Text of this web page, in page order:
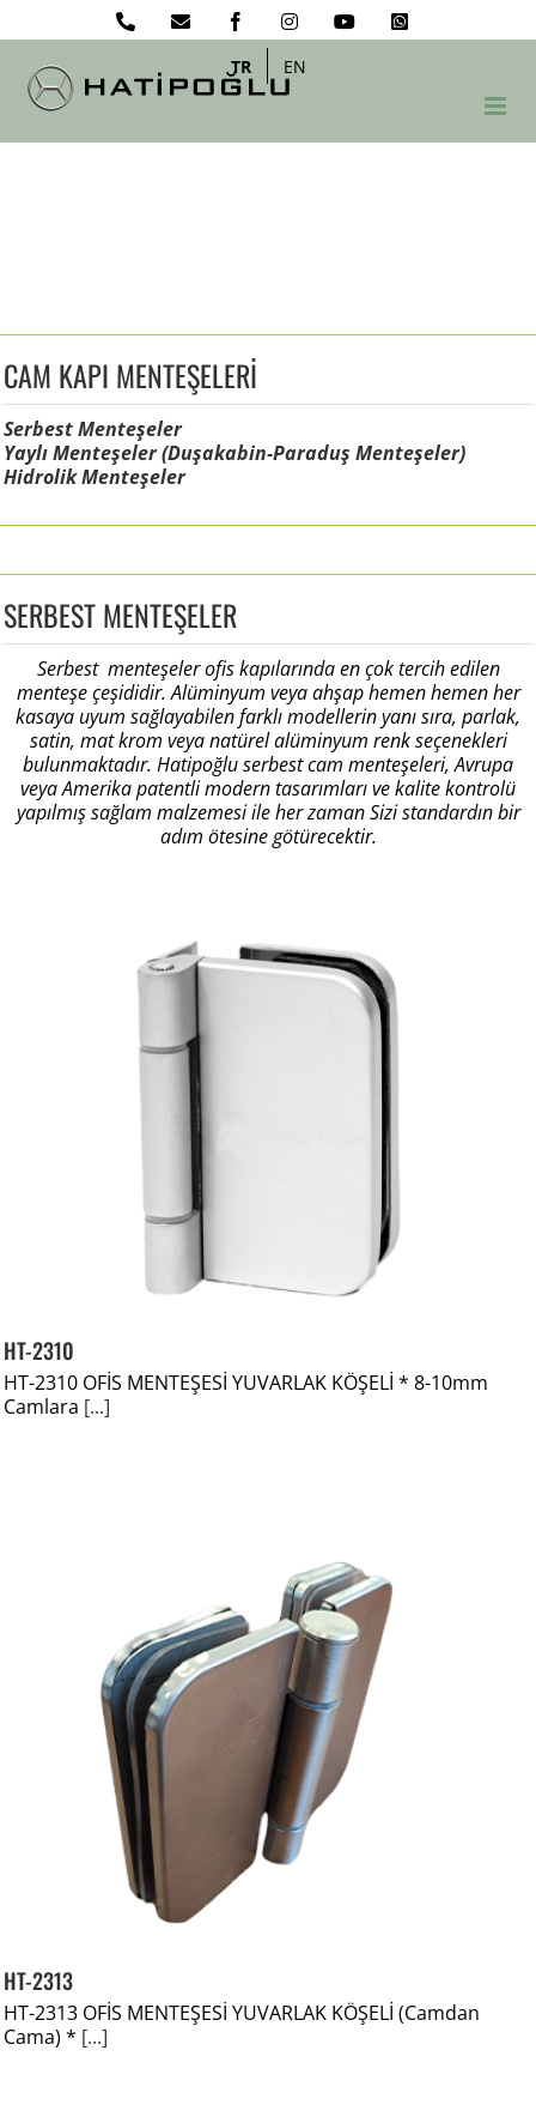
to
content
PhoneEmail FacebookInstagramYouTubeWhatsApp
TR EN
CAM KAPI MENTEŞELERİ
Serbest Menteşeler
Yaylı Menteşeler (Duşakabin-Paraduş Menteşeler)
Hidrolik Menteşeler
SERBEST MENTEŞELER
Serbest menteşeler ofis kapılarında en çok tercih edilen
menteşe çeşididir. Alüminyum veya ahşap hemen hemen her
kasaya uyum sağlayabilen farklı modellerin yanı sıra, parlak,
satin, mat krom veya natürel alüminyum renk seçenekleri
bulunmaktadır. Hatipoğlu serbest cam menteşeleri, Avrupa
veya Amerika patentli modern tasarımları ve kalite kontrolü
yapılmış sağlam malzemesi ile her zaman Sizi standardın bir
adım ötesine götürecektir.
HT-2310
HT-2310 OFİS MENTEŞESİ YUVARLAK KÖŞELİ * 8-10mm
Camlara [...]
HT-2313
HT-2313 OFİS MENTEŞESİ YUVARLAK KÖŞELİ (Camdan
Cama) * [...]